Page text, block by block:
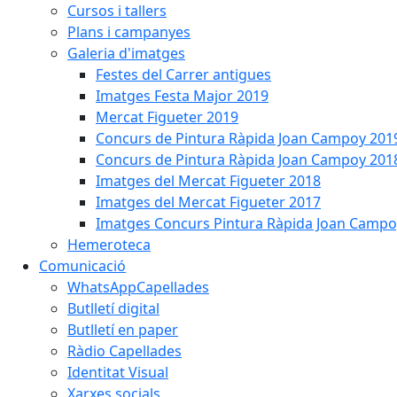
Cursos i tallers
Plans i campanyes
Galeria d'imatges
Festes del Carrer antigues
Imatges Festa Major 2019
Mercat Figueter 2019
Concurs de Pintura Ràpida Joan Campoy
Concurs de Pintura Ràpida Joan Campoy
Imatges del Mercat Figueter 2018
Imatges del Mercat Figueter 2017
Imatges Concurs Pintura Ràpida Joan
Hemeroteca
Comunicació
WhatsAppCapellades
Butlletí digital
Butlletí en paper
Ràdio Capellades
Identitat Visual